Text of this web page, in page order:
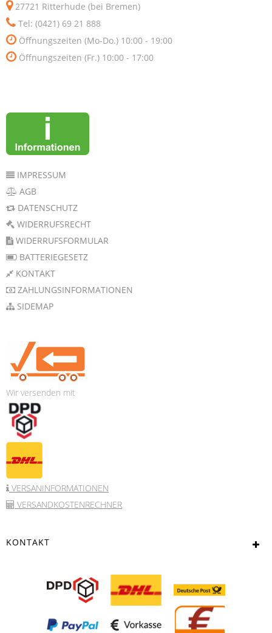
27721 Ritterhude (bei Bremen)
Tel: (0421) 69 21 888
Öffnungszeiten (Mo-Do.) 10:00 - 19:00
Öffnungszeiten (Fr.) 10:00 - 17:00
IMPRESSUM
AGB
DATENSCHUTZ
WIDERRUFSRECHT
WIDERRUFSFORMULAR
BATTERIEGESETZ
KONTAKT
ZAHLUNGSINFORMATIONEN
SIDEMAP
Wir versenden mit
VERSANINFORMATIONEN
VERSANDKOSTENRECHNER
KONTAKT